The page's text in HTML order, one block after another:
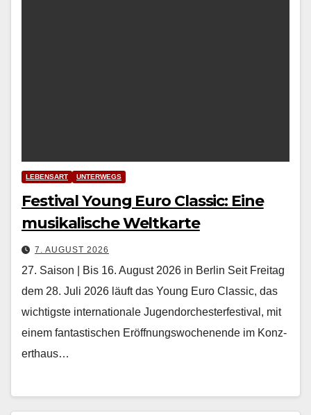
LEBENSART UNTERWEGS
Festival Young Euro Classic: Eine
musikalische Weltkarte
7. AUGUST 2026
27. Saison | Bis 16. August 2026 in Berlin Seit Fre­itag
dem 28. Juli 2026 läuft das Young Euro Clas­sic, das
wichtig­ste inter­na­tionale Ju­gendorchesterfestival, mit
einem fan­tastis­chen Eröff­nungswoch­enende im Konz­
erthaus…